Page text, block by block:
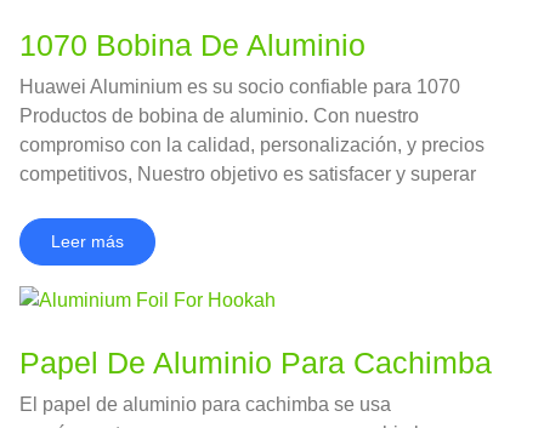
1070 Bobina De Aluminio
Huawei Aluminium es su socio confiable para 1070
Productos de bobina de aluminio. Con nuestro
compromiso con la calidad, personalización, y precios
competitivos, Nuestro objetivo es satisfacer y superar
Leer más
Papel De Aluminio Para Cachimba
El papel de aluminio para cachimba se usa